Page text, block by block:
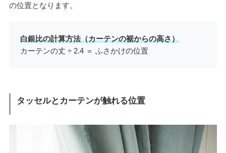
の位置となります。
白銀比の計算方法（カーテンの裾からの高さ）
カーテンの丈 ÷ 2.4 ＝ ふさかけの位置
タッセルとカーテンが触れる位置